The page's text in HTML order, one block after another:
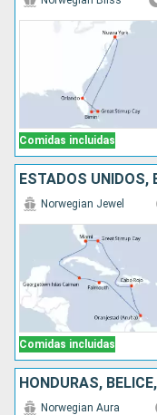
Comidas incluidas
Comidas incluidas
Norwegian Jewel
Norwegian Aura